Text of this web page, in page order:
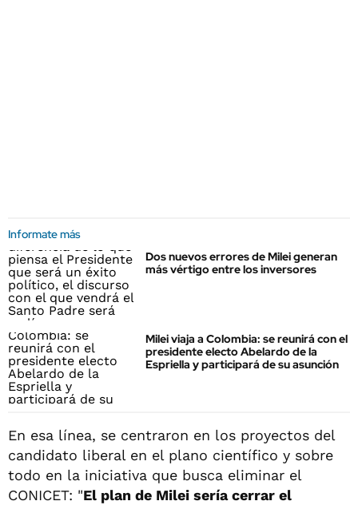
Informate más
Dos nuevos errores de Milei generan
más vértigo entre los inversores
Milei viaja a Colombia: se reunirá con el
presidente electo Abelardo de la
Espriella y participará de su asunción
En esa línea, se centraron en los proyectos del
candidato liberal en el plano científico y sobre
todo en la iniciativa que busca eliminar el
CONICET: "El plan de Milei sería cerrar el